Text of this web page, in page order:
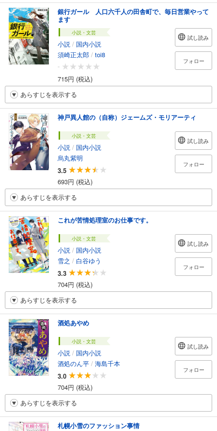
銀行ガール 人口六千人の田舎町で、毎日営業やって
ます
小説・文芸
小説 / 国内小説
須崎正太郎 / toi8
-
715円 (税込)
試し読み
フォロー
あらすじを表示する
神戸異人館の（自称）ジェームズ・モリアーティ
小説・文芸
小説 / 国内小説
烏丸紫明
3.5
693円 (税込)
試し読み
フォロー
あらすじを表示する
これが苦情処理室のお仕事です。
小説・文芸
小説 / 国内小説
雪之 / 白谷ゆう
3.3
704円 (税込)
試し読み
フォロー
あらすじを表示する
酒処あやめ
小説・文芸
小説 / 国内小説
酒処のん平 / 海島千本
3.0
704円 (税込)
試し読み
フォロー
あらすじを表示する
札幌小雪のファッション事情